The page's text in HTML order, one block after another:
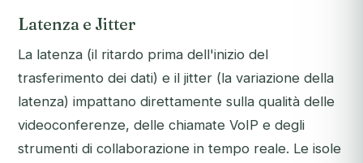
Latenza e Jitter
La latenza (il ritardo prima dell'inizio del
trasferimento dei dati) e il jitter (la variazione della
latenza) impattano direttamente sulla qualità delle
videoconferenze, delle chiamate VoIP e degli
strumenti di collaborazione in tempo reale. Le isole